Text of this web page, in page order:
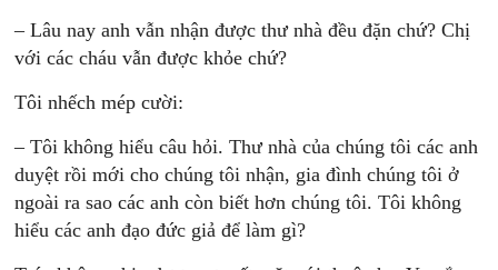
– Lâu nay anh vẫn nhận được thư nhà đều đặn chứ? Chị
với các cháu vẫn được khỏe chứ?
Tôi nhếch mép cười:
– Tôi không hiểu câu hỏi. Thư nhà của chúng tôi các anh
duyệt rồi mới cho chúng tôi nhận, gia đình chúng tôi ở
ngoài ra sao các anh còn biết hơn chúng tôi. Tôi không
hiểu các anh đạo đức giả để làm gì?